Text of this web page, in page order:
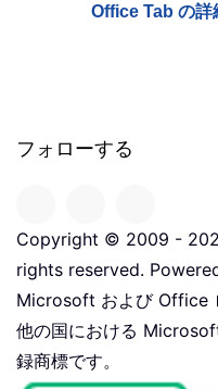
Office Tab の詳
フォローする
Copyright © 2009 -
rights reserved.
Microsoft および Office
他の国における
録商標です。